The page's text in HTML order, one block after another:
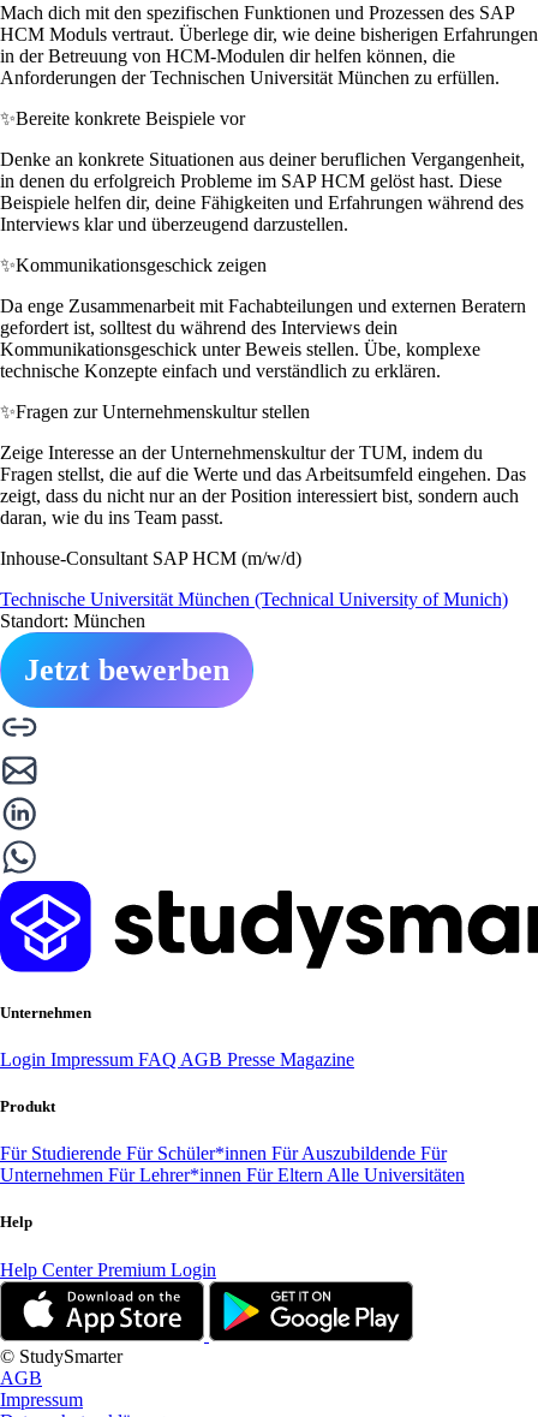
Mach dich mit den spezifischen Funktionen und Prozessen des SAP
HCM Moduls vertraut. Überlege dir, wie deine bisherigen Erfahrungen
in der Betreuung von HCM-Modulen dir helfen können, die
Anforderungen der Technischen Universität München zu erfüllen.
✨Bereite konkrete Beispiele vor
Denke an konkrete Situationen aus deiner beruflichen Vergangenheit,
in denen du erfolgreich Probleme im SAP HCM gelöst hast. Diese
Beispiele helfen dir, deine Fähigkeiten und Erfahrungen während des
Interviews klar und überzeugend darzustellen.
✨Kommunikationsgeschick zeigen
Da enge Zusammenarbeit mit Fachabteilungen und externen Beratern
gefordert ist, solltest du während des Interviews dein
Kommunikationsgeschick unter Beweis stellen. Übe, komplexe
technische Konzepte einfach und verständlich zu erklären.
✨Fragen zur Unternehmenskultur stellen
Zeige Interesse an der Unternehmenskultur der TUM, indem du
Fragen stellst, die auf die Werte und das Arbeitsumfeld eingehen. Das
zeigt, dass du nicht nur an der Position interessiert bist, sondern auch
daran, wie du ins Team passt.
Inhouse-Consultant SAP HCM (m/w/d)
Technische Universität München (Technical University of Munich)
Standort: München
Jetzt bewerben
Unternehmen
Login Impressum FAQ AGB Presse Magazine
Produkt
Für Studierende Für Schüler*innen Für Auszubildende Für
Unternehmen Für Lehrer*innen Für Eltern Alle Universitäten
Help
Help CenterPremium Login
© StudySmarter
AGB
Impressum